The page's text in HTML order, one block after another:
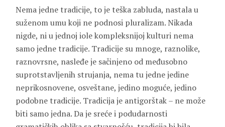
Nema jedne tradicije, to je teška zabluda, nastala u
suženom umu koji ne podnosi pluralizam. Nikada
nigde, ni u jednoj iole kompleksnijoj kulturi nema
samo jedne tradicije. Tradicije su mnoge, raznolike,
raznovrsne, nasleđe je sačinjeno od međusobno
suprotstavljenih strujanja, nema tu jedne jedine
neprikosnovene, osveštane, jedino moguće, jedino
podobne tradicije. Tradicija je antigorštak – ne može
biti samo jedna. Da je sreće i podudarnosti